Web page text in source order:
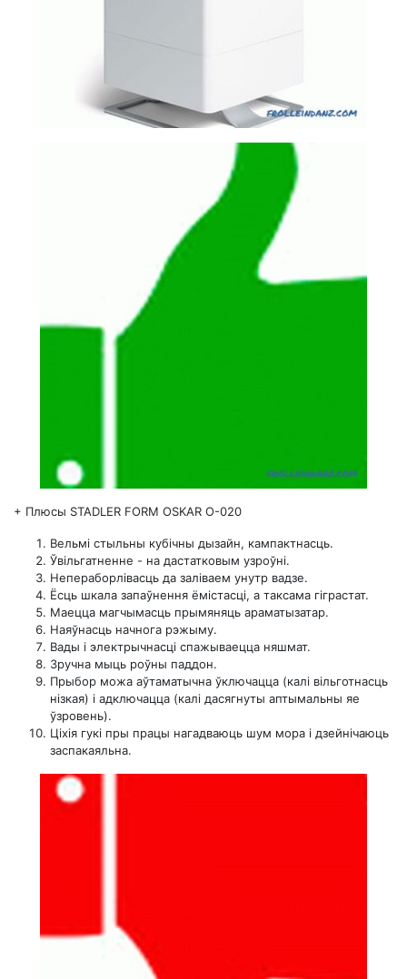
+ Плюсы STADLER FORM OSKAR O-020
Вельмі стыльны кубічны дызайн, кампактнасць.
Ўвільгатненне - на дастатковым узроўні.
Непераборлівасць да заліваем унутр вадзе.
Ёсць шкала запаўнення ёмістасці, а таксама гіграстат.
Маецца магчымасць прымяняць араматызатар.
Наяўнасць начнога рэжыму.
Вады і электрычнасці спажываецца няшмат.
Зручна мыць роўны паддон.
Прыбор можа аўтаматычна ўключацца (калі вільготнасць
нізкая) і адключацца (калі дасягнуты аптымальны яе
ўзровень).
Ціхія гукі пры працы нагадваюць шум мора і дзейнічаюць
заспакаяльна.